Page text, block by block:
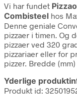
Vi har fundet
Combisteel hos
Denne geniale
pizzaer i timen. Og
pizzaer ved 320
pizzariaer eller for
pizzer. Bredde (mm)
Yderlige
Produkt id: